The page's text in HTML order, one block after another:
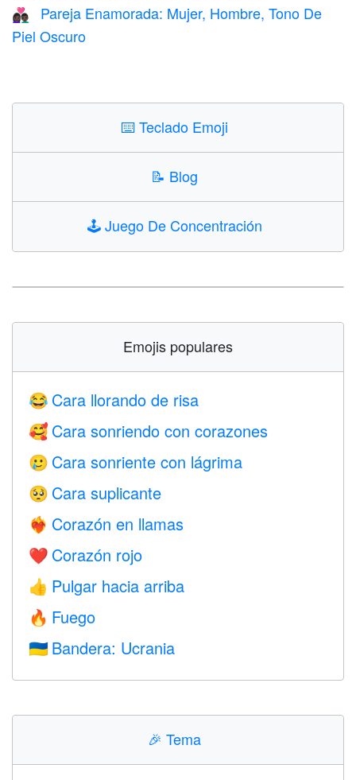
👩🏿‍❤️‍👨🏿
Pareja Enamorada: Mujer, Hombre, Tono De
Piel Oscuro
⌨️Teclado Emoji
📝 Blog
🕹️Juego De Concentración
Emojis populares
😂 Cara llorando de risa
🥰 Cara sonriendo con corazones
🥲 Cara sonriente con lágrima
🥺 Cara suplicante
❤️‍🔥 Corazón en llamas
❤️ Corazón rojo
👍 Pulgar hacia arriba
🔥 Fuego
🇺🇦 Bandera: Ucrania
🎉 Tema